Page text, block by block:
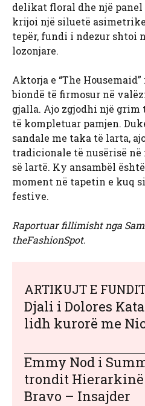
delikat floral dhe një
krijoi një siluetë
tepër, fundi i ndezur shtoi
lozonjare.
Aktorja e “The
biondë të firmosur në
gjalla. Ajo zgjodhi një grim
të kompletuar pamjen.
sandale me taka të larta,
tradicionale të nusërisë në
së lartë. Ky ansambël
moment në tapetin e kuq
festive.
Raportuar fillimisht nga
theFashionSpot.
ARTIKUJT E
Djali i Dolores
lidh kurorë me
Emmy Nod i
trondit Hierarkinë
Bravo – Insajder